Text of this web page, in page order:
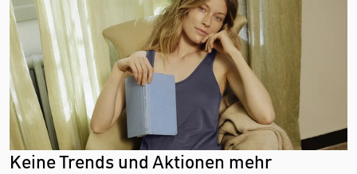
Keine Trends und Aktionen mehr